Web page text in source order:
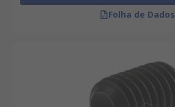
Folha de Dados